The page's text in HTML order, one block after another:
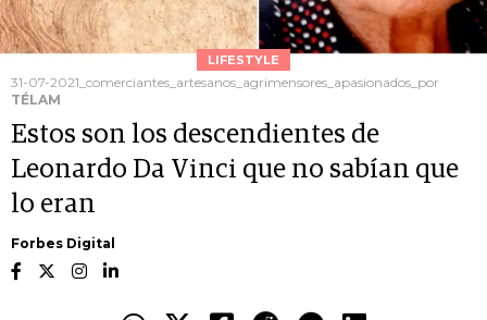
LIFESTYLE
31-07-2021_comerciantes_artesanos_agrimensores_apasionados_por
TÉLAM
Estos son los descendientes de
Leonardo Da Vinci que no sabían que
lo eran
Forbes Digital